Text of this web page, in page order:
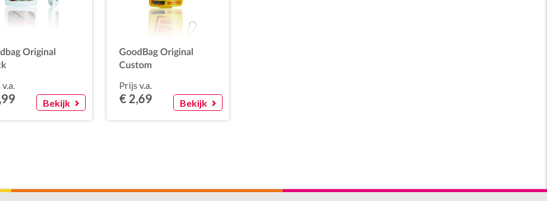
Original
Bekijk
GoodBag Original
Custom
Prijs v.a.
€ 2,69 Bekijk